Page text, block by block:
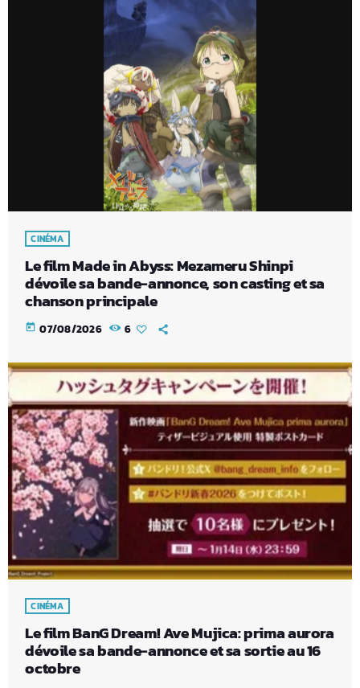
CINÉMA
Le film Made in Abyss: Mezameru Shinpi
dévoile sa bande-annonce, son casting et sa
chanson principale
today 07/08/2026 6
CINÉMA
Le film BanG Dream! Ave Mujica: prima aurora
dévoile sa bande-annonce et sa sortie au 16
octobre